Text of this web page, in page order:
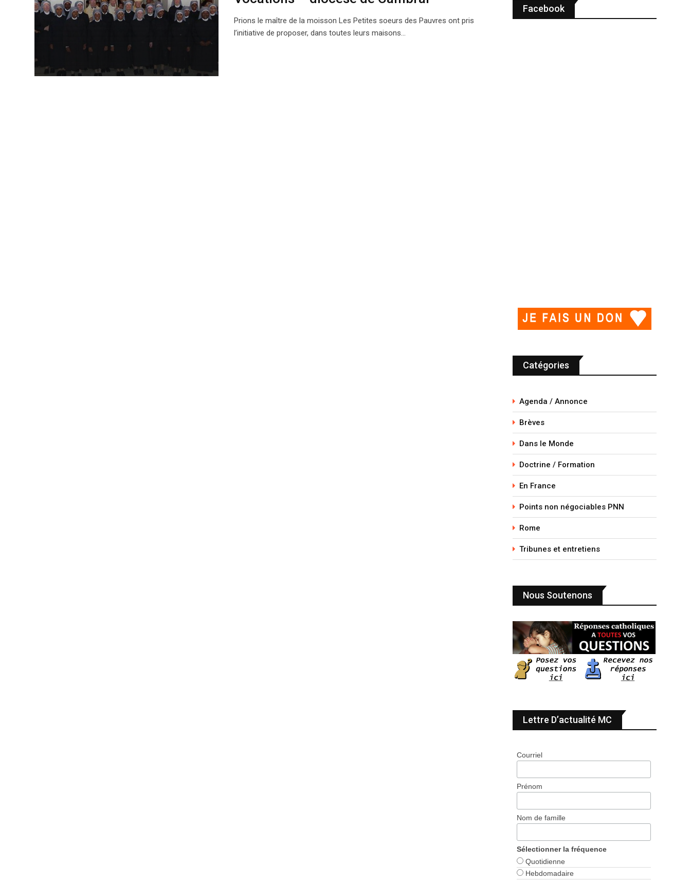
Prions le maître de la moisson Les Petites soeurs des Pauvres ont pris
l’initiative de proposer, dans toutes leurs maisons…
Facebook
Catégories
Agenda / Annonce
Brèves
Dans le Monde
Doctrine / Formation
En France
Points non négociables PNN
Rome
Tribunes et entretiens
Nous Soutenons
Lettre D’actualité MC
Courriel
Prénom
Nom de famille
Sélectionner la fréquence
Quotidienne
Hebdomadaire